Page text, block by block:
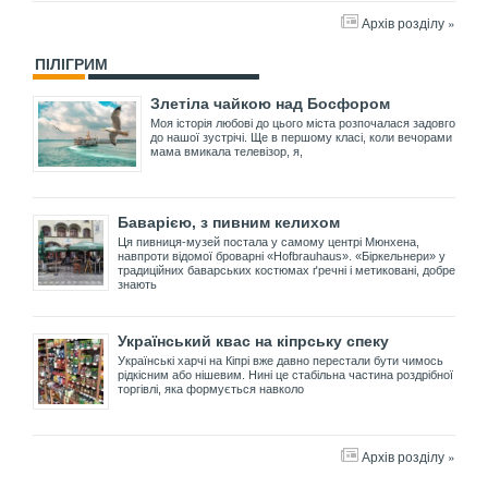
Архів розділу »
ПІЛІГРИМ
Злетіла чайкою над Босфором
Моя історія любові до цього міста розпочалася задовго
до нашої зустрічі. Ще в першому класі, коли вечорами
мама вмикала телевізор, я,
Баварією, з пивним келихом
Ця пивниця-музей постала у самому центрі Мюнхена,
навпроти відомої броварні «Hofbrauhaus». «Біркельнери» у
традиційних баварських костюмах ґречні і метиковані, добре
знають
Український квас на кіпрську спеку
Українські харчі на Кіпрі вже давно перестали бути чимось
рідкісним або нішевим. Нині це стабільна частина роздрібної
торгівлі, яка формується навколо
Архів розділу »